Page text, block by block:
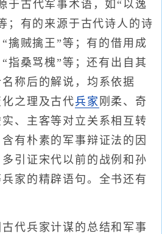
于古代军事术语，如“以逸
；有的来源于古代诗人的诗
擒贼擒王”等；有的借用成
指桑骂槐”等；还有出自其
称后的解说，均系依据
化之理及古代兵家 刚柔、奇
、主客等对立关系相互转
有朴素的军事辩证法的因
引证宋代以前的战例和孙
家的精辟语句。全书还有
兵家计谋的总结和军事